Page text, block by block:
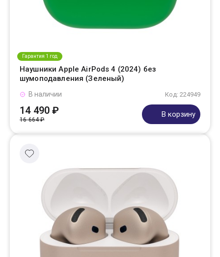
Гарантия 1 год
Наушники Apple AirPods 4 (2024) без
шумоподавления (Зеленый)
Код: 224949
В наличии
14 490 ₽
16 664 ₽
В корзину